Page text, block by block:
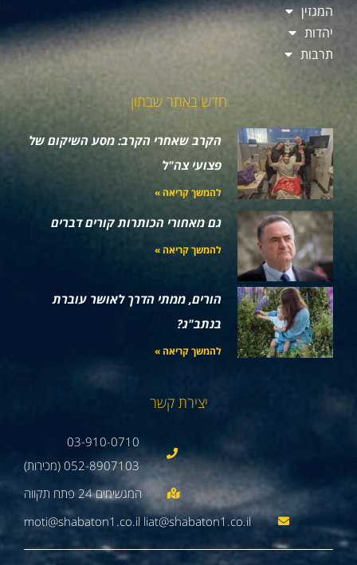
המגזין
יהדות
תרבות
חדש באתר שבתון
הקרב שאחרי הקרב: מסע השיקום של
פצועי צה"ל
להמשך קריאה »
גם מאחורי הכותרות קורים דברים
להמשך קריאה »
הורים, ממתי הדרך לאושר עוברת
בנתב"ג?
להמשך קריאה »
יצירת קשר
03-910-0710
052-8907103 (מכירות)
moti@shabaton1.co.il liat@shabaton1.co.il